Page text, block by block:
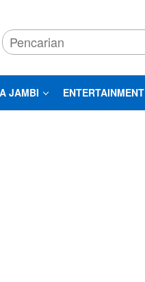
JAMBI ENTERTAINMENT